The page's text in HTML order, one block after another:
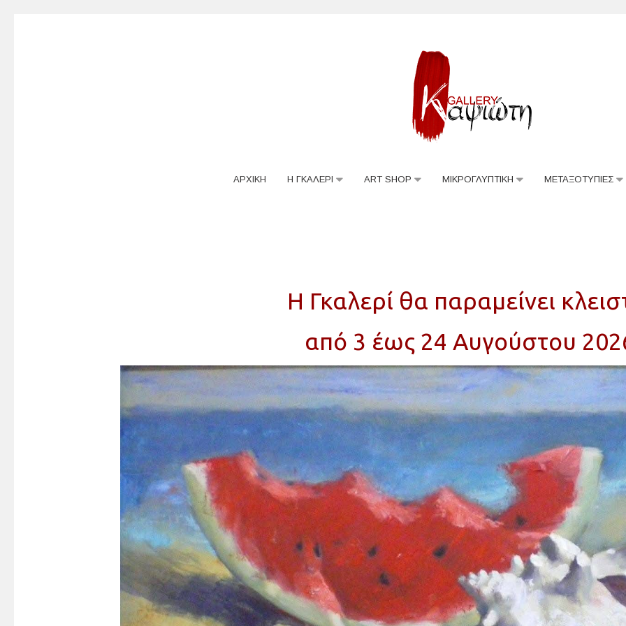
ΑΡΧΙΚΗ Η ΓΚΑΛΕΡΙ ART SHOP ΜΙΚΡΟΓΛΥΠΤΙΚΗ ΜΕΤΑΞΟΤΥΠΙΕΣ
Η Γκαλερί θα παραμείνει
από 3 έως 24 Αυγούστου